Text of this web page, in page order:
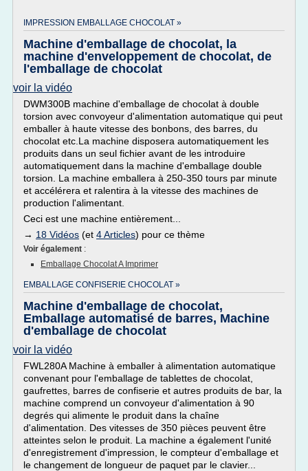
IMPRESSION EMBALLAGE CHOCOLAT »
Machine d'emballage de chocolat, la
machine d'enveloppement de chocolat, de
l'emballage de chocolat
voir la vidéo
DWM300B machine d'emballage de chocolat à double
torsion avec convoyeur d'alimentation automatique qui peut
emballer à haute vitesse des bonbons, des barres, du
chocolat etc.La machine disposera automatiquement les
produits dans un seul fichier avant de les introduire
automatiquement dans la machine d'emballage double
torsion. La machine emballera à 250-350 tours par minute
et accélérera et ralentira à la vitesse des machines de
production l'alimentant.
Ceci est une machine entièrement...
→ 18 Vidéos (et 4 Articles) pour ce thème
Voir également :
Emballage Chocolat A Imprimer
EMBALLAGE CONFISERIE CHOCOLAT »
Machine d'emballage de chocolat,
Emballage automatisé de barres, Machine
d'emballage de chocolat
voir la vidéo
FWL280A Machine à emballer à alimentation automatique
convenant pour l'emballage de tablettes de chocolat,
gaufrettes, barres de confiserie et autres produits de bar, la
machine comprend un convoyeur d'alimentation à 90
degrés qui alimente le produit dans la chaîne
d'alimentation. Des vitesses de 350 pièces peuvent être
atteintes selon le produit. La machine a également l'unité
d'enregistrement d'impression, le compteur d'emballage et
le changement de longueur de paquet par le clavier...